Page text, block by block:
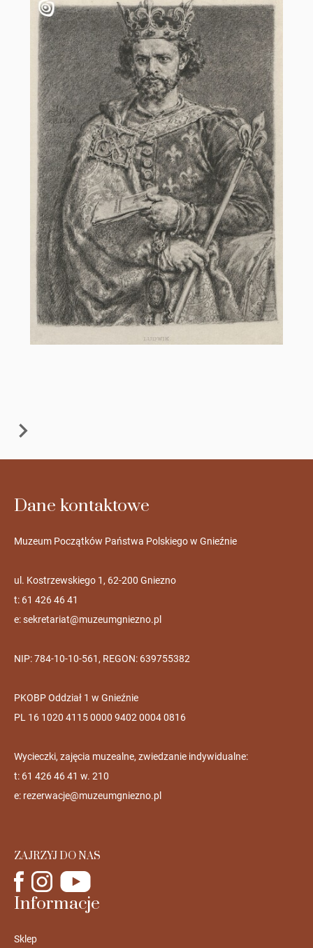
Dane kontaktowe
Muzeum Początków Państwa Polskiego w Gnieźnie
ul. Kostrzewskiego 1, 62-200 Gniezno
t: 61 426 46 41
e:sekretariat@muzeumgniezno.pl
NIP: 784-10-10-561, REGON: 639755382
PKOBP Oddział 1 w Gnieźnie
PL 16 1020 4115 0000 9402 0004 0816
Wycieczki, zajęcia muzealne, zwiedzanie indywidualne:
t: 61 426 46 41 w. 210
e: rezerwacje@muzeumgniezno.pl
ZAJRZYJ DO NAS
Informacje
Sklep